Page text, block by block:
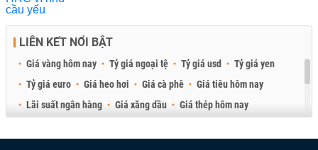
LIÊN KẾT NỔI BẬT
Giá vàng hôm nay Tỷ giá ngoại tệ Tỷ giá usd
Tỷ giá yen
Tỷ giá euro
Giá heo hơi Giá cà phê
Giá tiêu hôm nay
Lãi suất ngân hàng
Giá xăng dầu
Giá thép hôm nay